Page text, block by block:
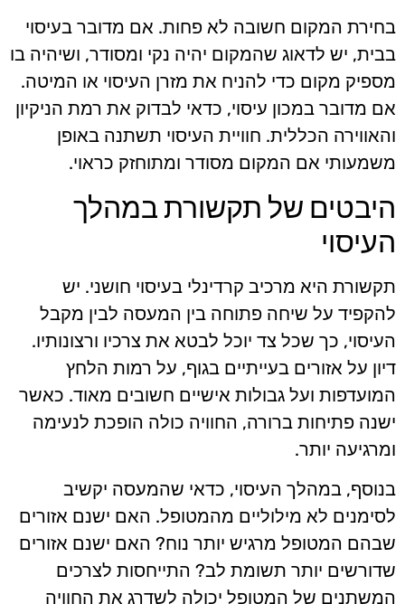
בחירת המקום חשובה לא פחות. אם מדובר בעיסוי
בבית, יש לדאוג שהמקום יהיה נקי ומסודר, ושיהיה בו
מספיק מקום כדי להניח את מזרן העיסוי או המיטה.
אם מדובר במכון עיסוי, כדאי לבדוק את רמת הניקיון
והאווירה הכללית. חוויית העיסוי תשתנה באופן
משמעותי אם המקום מסודר ומתוחזק כראוי.
היבטים של תקשורת במהלך
העיסוי
תקשורת היא מרכיב קרדינלי בעיסוי חושני. יש
להקפיד על שיחה פתוחה בין המעסה לבין מקבל
העיסוי, כך שכל צד יוכל לבטא את צרכיו ורצונותיו.
דיון על אזורים בעייתיים בגוף, על רמות הלחץ
המועדפות ועל גבולות אישיים חשובים מאוד. כאשר
ישנה פתיחות ברורה, החוויה כולה הופכת לנעימה
ומרגיעה יותר.
בנוסף, במהלך העיסוי, כדאי שהמעסה יקשיב
לסימנים לא מילוליים מהמטופל. האם ישנם אזורים
שבהם המטופל מרגיש יותר נוח? האם ישנם אזורים
שדורשים יותר תשומת לב? התייחסות לצרכים
המשתנים של המטופל יכולה לשדרג את החוויה